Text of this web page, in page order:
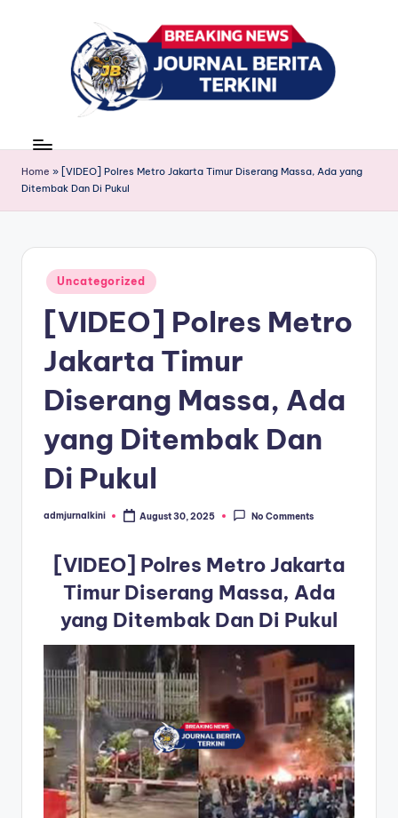
r
n
a
ri
news
Home » [VIDEO] Polres Metro Jakarta Timur Diserang Massa, Ada yang
Ditembak Dan Di Pukul
Posted
in
Uncategorized
[VIDEO] Polres Metro
Jakarta Timur
Diserang Massa, Ada
yang Ditembak Dan
Di Pukul
Posted
admjurnalkini August 30, 2025 No Comments
[VIDEO] Polres Metro Jakarta
Timur Diserang Massa, Ada
yang Ditembak Dan Di Pukul